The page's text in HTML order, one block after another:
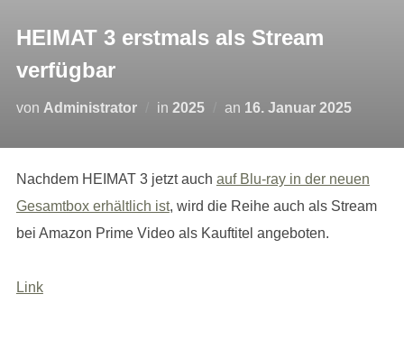
HEIMAT 3 erstmals als Stream
verfügbar
von Administrator in 2025 an Veröffentlicht
16. Januar 2025
Nachdem HEIMAT 3 jetzt auch auf Blu-ray in der neuen
Gesamtbox erhältlich ist, wird die Reihe auch als Stream
bei Amazon Prime Video als Kauftitel angeboten.
Link